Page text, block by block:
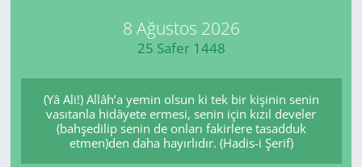
8 Ağustos 2026
25 Safer 1448
(Yâ Ali!) Allâh’a yemin olsun ki tek bir kişinin senin
vasıtanla hidâyete ermesi, senin için kızıl develer
(bahşedilip senin de onları fakirlere tasadduk
etmen)den daha hayırlıdır. (Hadis-i Şerif)